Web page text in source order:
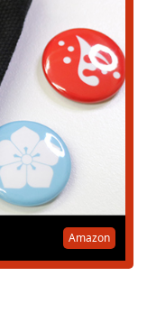
Amazon